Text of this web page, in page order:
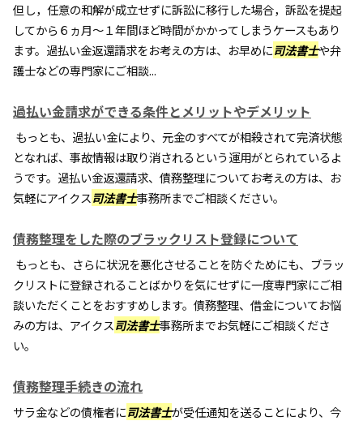
但し，任意の和解が成立せずに訴訟に移行した場合，訴訟を提起
してから６ヵ月～１年間ほど時間がかかってしまうケースもあり
ます。過払い金返還請求をお考えの方は、お早めに司法書士や弁
護士などの専門家にご相談...
過払い金請求ができる条件とメリットやデメリット
もっとも、過払い金により、元金のすべてが相殺されて完済状態
となれば、事故情報は取り消されるという運用がとられているよ
うです。過払い金返還請求、債務整理についてお考えの方は、お
気軽にアイクス司法書士事務所までご相談ください。
債務整理をした際のブラックリスト登録について
もっとも、さらに状況を悪化させることを防ぐためにも、ブラッ
クリストに登録されることばかりを気にせずに一度専門家にご相
談いただくことをおすすめします。債務整理、借金についてお悩
みの方は、アイクス司法書士事務所までお気軽にご相談くださ
い。
債務整理手続きの流れ
サラ金などの債権者に司法書士が受任通知を送ることにより、今